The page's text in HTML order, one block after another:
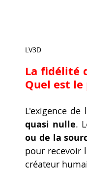
LV3D
La fidélité
Quel est
L'exigence
quasi nulle.
ou de la
pour recevoir
créateur